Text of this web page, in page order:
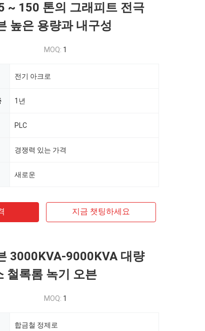
~ 150 톤의 그래피트 전극
높은 용량과 내구성
MOQ: 1
전기 아크로
1년
PLC
경쟁력 있는 가격
새로운
지금 챗팅하세요
3000KVA-9000KVA 대량
철록롬 녹기 오븐
MOQ: 1
합금철 정제로